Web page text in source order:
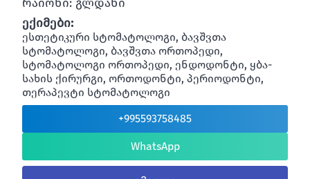
რაიონი: გლდანი
ექიმები:
ესთეტიკური სტომატოლოგი, ბავშვთა
სტომატოლოგი, ბავშვთა ორთოპედი,
სტომატოლოგი ორთოპედი, ენდოდონტი, ყბა-
სახის ქირურგი, ორთოდონტი, პერიოდონტი,
თერაპევტი სტომატოლოგი
+995593758485
WhatsApp